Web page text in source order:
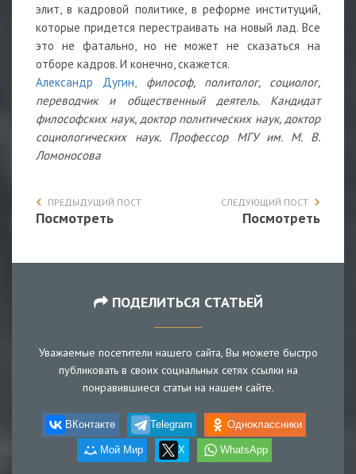
элит, в кадровой политике, в реформе институций,
которые придется перестраивать на новый лад. Все
это не фатально, но не может не сказаться на
отборе кадров. И конечно, скажется.
Александр Дугин,
философ, политолог, социолог,
переводчик и общественный деятель. Кандидат
философских наук, доктор политических наук, доктор
социологических наук. Профессор МГУ им. М. В.
Ломоносова
ПРЕДЫДУЩИЙ ПОСТ
Посмотреть
СЛЕДУЮЩИЙ ПОСТ
Посмотреть
ПОДЕЛИТЬСЯ СТАТЬЕЙ
Уважаемые посетители нашего сайта, Вы можете быстро
публиковать в своих социальных сетях ссылки на
понравившиеся статьи на нашем сайте.
ВКонтакте Telegram Одноклассники
Мой Мир X WhatsApp